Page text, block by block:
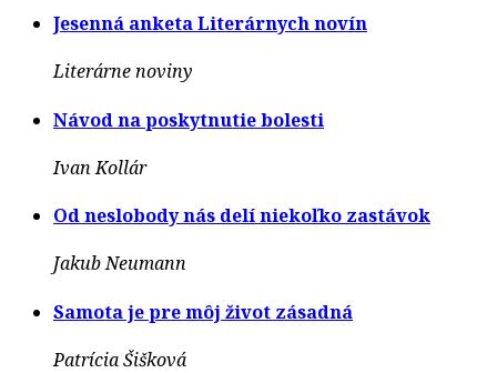
Jesenná anketa Literárnych novín
Literárne noviny
Návod na poskytnutie bolesti
Ivan Kollár
Od neslobody nás delí niekoľko zastávok
Jakub Neumann
Samota je pre môj život zásadná
Patrícia Šišková